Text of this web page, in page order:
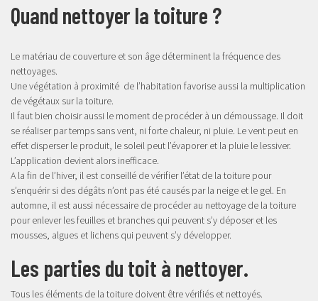
Quand nettoyer la toiture ?
Le matériau de couverture et son âge déterminent la fréquence des
nettoyages.
Une végétation à proximité de l’habitation favorise aussi la multiplication
de végétaux sur la toiture.
Il faut bien choisir aussi le moment de procéder à un démoussage. Il doit
se réaliser par temps sans vent, ni forte chaleur, ni pluie. Le vent peut en
effet disperser le produit, le soleil peut l’évaporer et la pluie le lessiver.
L’application devient alors inefficace.
A la fin de l’hiver, il est conseillé de vérifier l’état de la toiture pour
s’enquérir si des dégâts n’ont pas été causés par la neige et le gel. En
automne, il est aussi nécessaire de procéder au nettoyage de la toiture
pour enlever les feuilles et branches qui peuvent s’y déposer et les
mousses, algues et lichens qui peuvent s’y développer.
Les parties du toit à nettoyer.
Tous les éléments de la toiture doivent être vérifiés et nettoyés.